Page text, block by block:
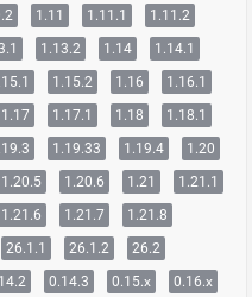
1.11 1.11.1
1.11.2
1.13.2 1.14
1.14.1
1.15.2 1.16
1.16.1
1.17 1.17.1 1.18
1.18.1
1.19.33 1.19.4
1.20
1.20.5 1.20.6 1.21
1.21.1
1.21.6 1.21.7
1.21.8
26.1.1 26.1.2 26.2
0.14.3 0.15.x
0.16.x